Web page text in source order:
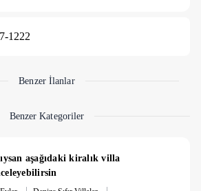
ve Kaş'tan tekne turlarına katılıp
tuvalet yer almaktadır.
çift kişilik yatak, elbise dolabı, makyaj
tuvalet yer almaktadır.
1222
Benzer İlanlar
Benzer Kategoriler
aşağıdaki kiralık villa